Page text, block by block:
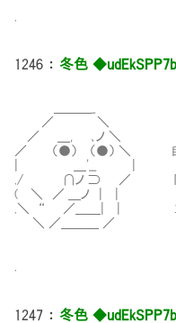
1246 ： 冬色
／ ＼
／ ＿, ､ノ ＼
／ （●） （●） ＼ 自分よ
| ＿'__ |
./ ∩ノ ⊃ ／ 同じバビ
( ＼ ／ ＿ノ | |
.＼ “ ／＿＿| | 立派な
＼ ／＿＿＿ ／
1247 ： 冬色